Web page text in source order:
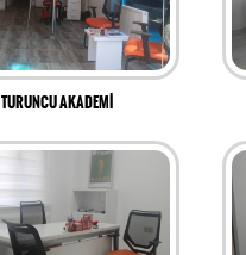
TURUNCU AKADEMİ